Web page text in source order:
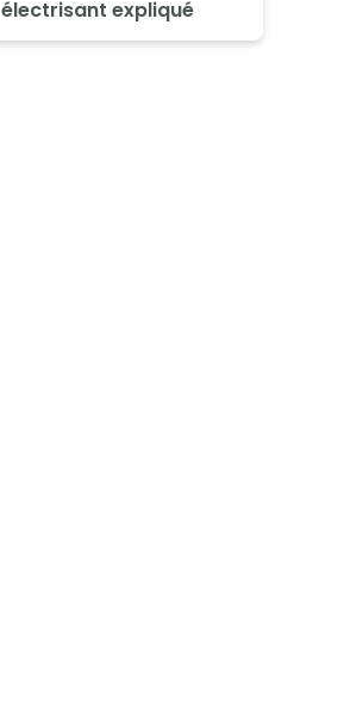
électrisant expliqué